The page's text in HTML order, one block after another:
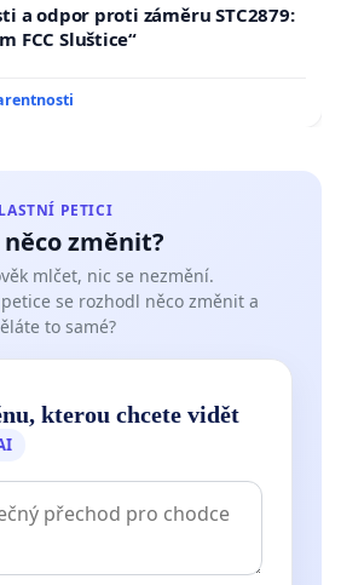
a odpor proti záměru STC2879:
FCC Sluštice“
PETICI
změnit?
mlčet, nic se nezmění.
se rozhodl něco změnit a
to samé?
kterou chcete vidět